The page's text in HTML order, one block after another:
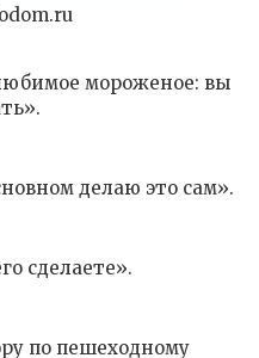
мороженое: вы
делаю это сам».
сделаете».
по пешеходному